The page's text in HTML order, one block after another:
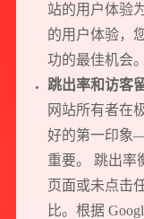
站的用户体验
的用户体验，
功的最佳机会。
跳出率和访客
网站所有者在
好的第一印象
重要。 跳出率
页面或未点击
比。根据